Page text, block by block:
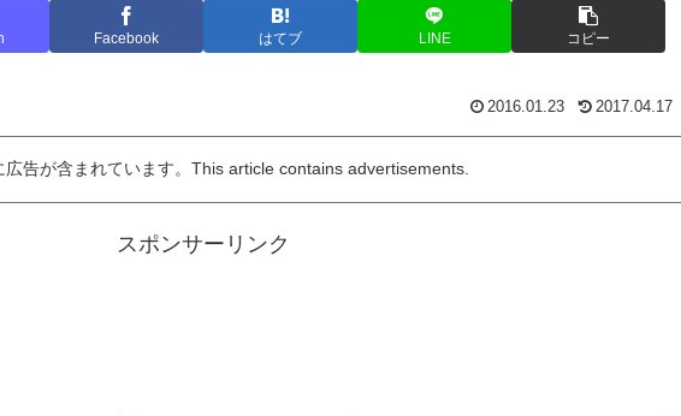
Facebook はてブ LINE コピー
2016.01.23 2017.04.17
広告が含まれています。This article contains advertisements.
スポンサーリンク